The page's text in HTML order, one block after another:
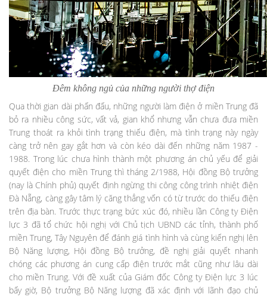
Đêm không ngủ của những người thợ điện
Qua thời gian dài phấn đấu, những người làm điện ở miền Trung đã
bỏ ra nhiều công sức, vất vả, gian khổ nhưng vẫn chưa đưa miền
Trung thoát ra khỏi tình trạng thiếu điện, mà tình trạng này ngày
càng trở nên gay gắt hơn và còn kéo dài đến những năm 1987 -
1988. Trong lúc chưa hình thành một phương án chủ yếu để giải
quyết điện cho miền Trung thì tháng 2/1988, Hội đồng Bộ trưởng
(nay là Chính phủ) quyết định ngừng thi công công trình nhiệt điện
Đà Nẵng, càng gây tâm lý căng thẳng vốn có từ trước do thiếu điện
trên địa bàn. Trước thực trạng bức xúc đó, nhiều lần Công ty Điện
lực 3 đã tổ chức hội nghị với Chủ tịch UBND các tỉnh, thành phố
miền Trung, Tây Nguyên để đánh giá tình hình và cùng kiến nghị lên
Bộ Năng lượng, Hội đồng Bộ trưởng, đề nghị giải quyết nhanh
chóng các phương án cung cấp điện trước mắt cũng như lâu dài
cho miền Trung. Với đề xuất của Giám đốc Công ty Điện lực 3 lúc
bấy giờ, Bộ trưởng Bộ Năng lượng đã xác định với lãnh đạo chủ